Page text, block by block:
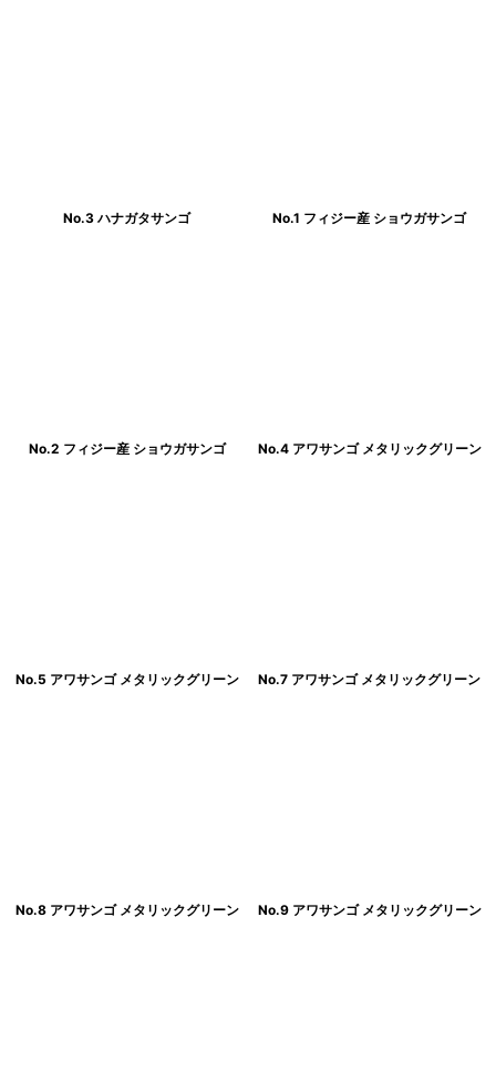
No.3 ハナガタサンゴ No.1 フィジー産 ショウガサンゴ
No.2 フィジー産 ショウガサンゴ No.4 アワサンゴ メタリックグリーン
No.5 アワサンゴ メタリックグリーン No.7 アワサンゴ メタリックグリーン
No.8 アワサンゴ メタリックグリーン No.9 アワサンゴ メタリックグリーン